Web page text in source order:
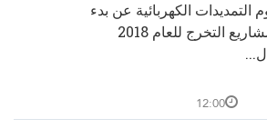
التمديدات الكهربائية عن بدء
المناقشات الداخلية لمشاريع التخرج للعام 2018
12:00